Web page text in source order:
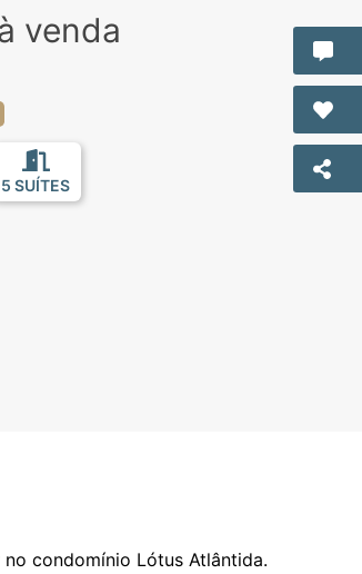
venda
5 SUÍTES
condomínio Lótus Atlântida.